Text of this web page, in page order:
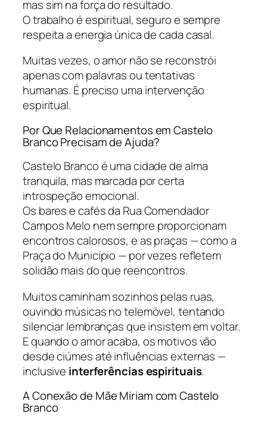
mas sim na força do resultado.
O trabalho é espiritual, seguro e sempre
respeita a energia única de cada casal.
Muitas vezes, o amor não se reconstrói
apenas com palavras ou tentativas
humanas. É preciso uma intervenção
espiritual.
Por Que Relacionamentos em Castelo
Branco Precisam de Ajuda?
Castelo Branco é uma cidade de alma
tranquila, mas marcada por certa
introspeção emocional.
Os bares e cafés da Rua Comendador
Campos Melo nem sempre proporcionam
encontros calorosos, e as praças — como a
Praça do Município — por vezes refletem
solidão mais do que reencontros.
Muitos caminham sozinhos pelas ruas,
ouvindo músicas no telemóvel, tentando
silenciar lembranças que insistem em voltar.
E quando o amor acaba, os motivos vão
desde ciúmes até influências externas —
inclusive interferências espirituais.
A Conexão de Mãe Miriam com Castelo
Branco